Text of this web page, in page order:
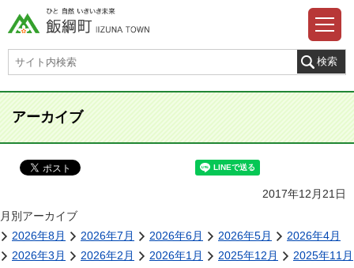
アーカイブ
2017年12月21日
月別アーカイブ
2026年8月
2026年7月 2026年6月 2026年5月
2026年4月
2026年3月
2026年2月 2026年1月 2025年12月
2025年11月